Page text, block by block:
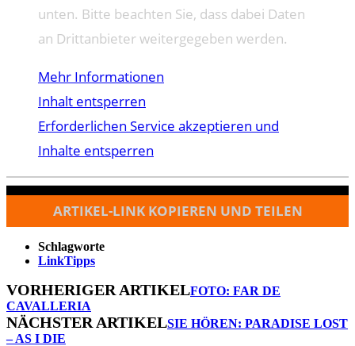
unten. Bitte beachten Sie, dass dabei Daten
an Drittanbieter weitergegeben werden.
Mehr Informationen
Inhalt entsperren
Erforderlichen Service akzeptieren und
Inhalte entsperren
ARTIKEL-LINK KOPIEREN UND TEILEN
Schlagworte
LinkTipps
VORHERIGER ARTIKELFOTO: FAR DE
CAVALLERIA
NÄCHSTER ARTIKELSIE HÖREN: PARADISE LOST
– AS I DIE